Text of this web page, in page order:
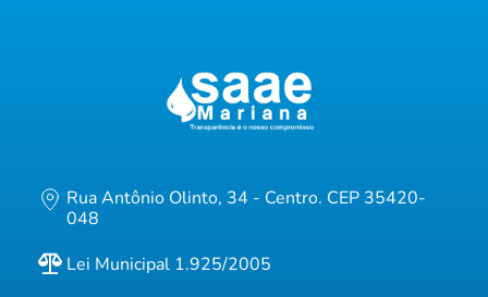
Rua Antônio Olinto, 34 - Centro. CEP 35420-
048
Lei Municipal 1.925/2005